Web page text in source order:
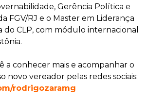
Gerência Política e
FGV/RJ e o Master em Liderança
do CLP, com módulo internacional
a conhecer mais e acompanhar o
novo vereador pelas redes sociais:
rodrigozaramg